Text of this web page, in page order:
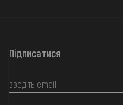
Підписатися